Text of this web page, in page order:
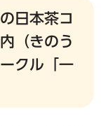
日本茶コ
（きのう
クル「一